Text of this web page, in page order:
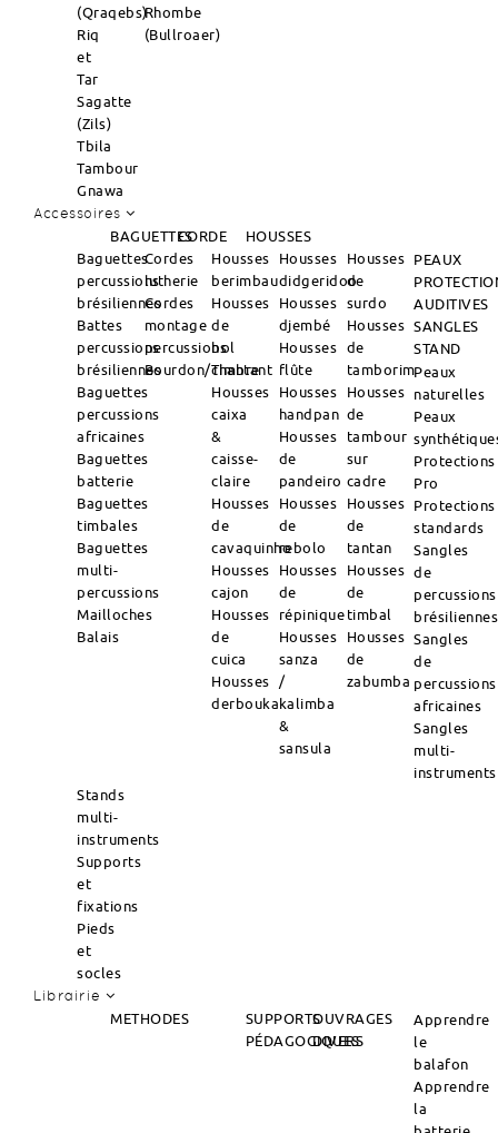
(Qraqebs)
Riq
et
Tar
Sagatte
(Zils)
Tbila
Tambour
Gnawa
Rhombe
(Bullroaer)
Accessoires
BAGUETTESCORDE
HOUSSES
Baguettes
percussions
brésiliennes
Battes
percussions
brésiliennes
Baguettes
percussions
africaines
Baguettes
batterie
Baguettes
timbales
Baguettes
multi-
percussions
Mailloches
Balais
Cordes
lutherie
Cordes
montage
percussions
Bourdon/Timbre
Housses
berimbau
Housses
de
bol
chantant
Housses
caixa
&
caisse-
claire
Housses
de
cavaquinho
Housses
cajon
Housses
de
cuica
Housses
derbouka
Housses
didgeridoo
Housses
djembé
Housses
flûte
Housses
handpan
Housses
de
pandeiro
Housses
de
rebolo
Housses
de
répinique
Housses
sanza
/
kalimba
&
sansula
Housses
de
surdo
Housses
de
tamborim
Housses
de
tambour
sur
cadre
Housses
de
tantan
Housses
de
timbal
Housses
de
zabumba
PEAUX
AUDITIVES
SANGLES
STAND
Peaux
naturelles
Peaux
Protections
Pro
Protections
standards
Sangles
de
percussions
brésiliennes
Sangles
de
percussions
africaines
Sangles
multi-
instruments
Stands
multi-
instruments
Supports
et
fixations
Pieds
et
socles
Librairie
METHODES
SUPPORTS
PÉDAGOGIQUES
OUVRAGES
DIVERS
Apprendre
le
balafon
Apprendre
la